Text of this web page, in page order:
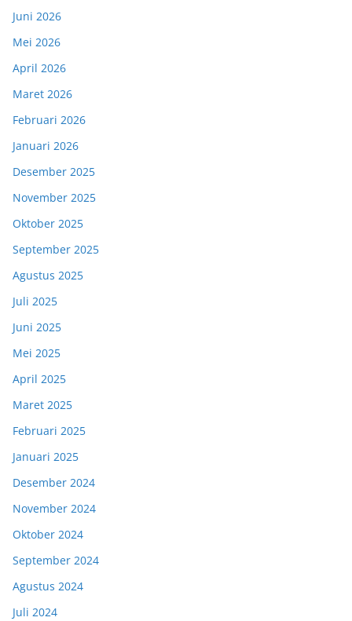
Juni 2026
Mei 2026
April 2026
Maret 2026
Februari 2026
Januari 2026
Desember 2025
November 2025
Oktober 2025
September 2025
Agustus 2025
Juli 2025
Juni 2025
Mei 2025
April 2025
Maret 2025
Februari 2025
Januari 2025
Desember 2024
November 2024
Oktober 2024
September 2024
Agustus 2024
Juli 2024